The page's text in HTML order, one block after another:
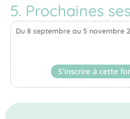
5. Prochaines
Du 8 septembre au 5 novembre
S'inscrire à cette